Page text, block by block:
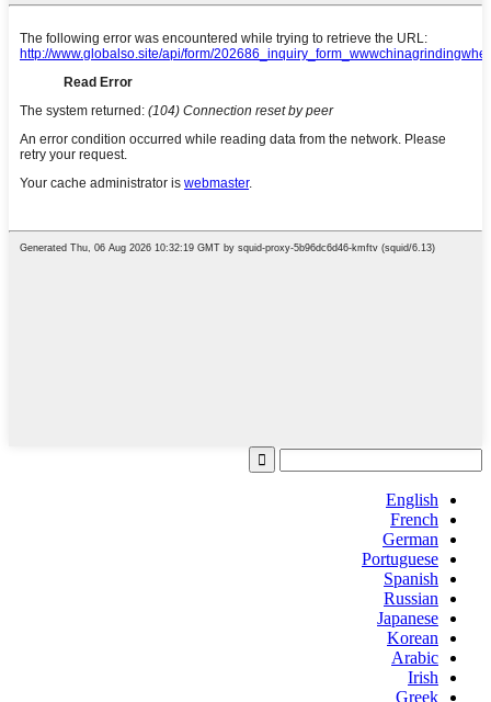
English
French
German
Portuguese
Spanish
Russian
Japanese
Korean
Arabic
Irish
Greek